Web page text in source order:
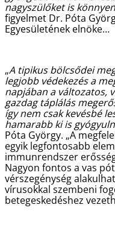
nagyszülőket is
figyelmet Dr. Póta
Egyesületének elnöke…
„A tipikus bölcsődei
legjobb védekezés a
napjában a változatos,
gazdag táplálás
így nem csak kevésbé
hamarabb ki is
Póta György. „A
egyik legfontosabb
immunrendszer
Nagyon fontos a vas
vérszegénység
vírusokkal szembeni
betegeskedéshez